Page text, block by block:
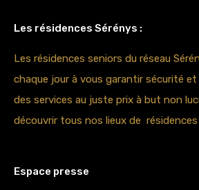
Les résidences Sérénys :
Les résidences seniors du réseau
chaque jour à vous garantir sécurité
des services au juste prix à but non
découvrir tous nos lieux de
Espace presse